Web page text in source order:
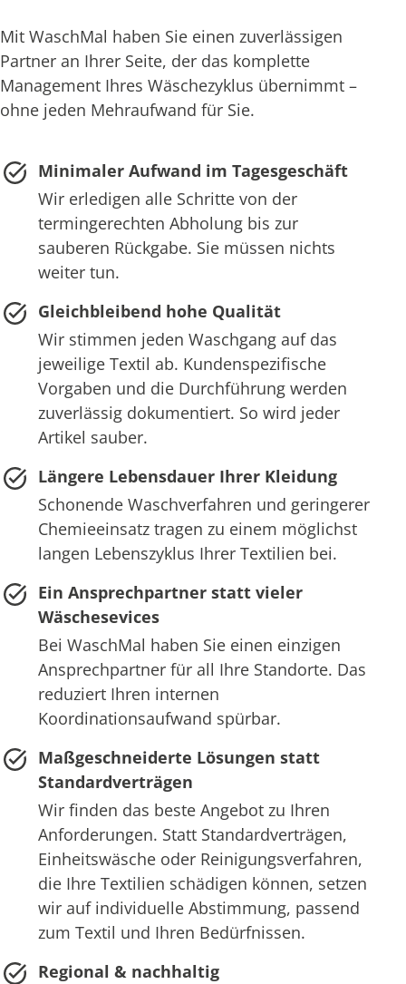
Mit WaschMal haben Sie einen zuverlässigen
Partner an Ihrer Seite, der das komplette
Management Ihres Wäschezyklus übernimmt –
ohne jeden Mehraufwand für Sie.
Minimaler Aufwand im Tagesgeschäft
Wir erledigen alle Schritte von der
termingerechten Abholung bis zur
sauberen Rückgabe. Sie müssen nichts
weiter tun.
Gleichbleibend hohe Qualität
Wir stimmen jeden Waschgang auf das
jeweilige Textil ab. Kundenspezifische
Vorgaben und die Durchführung werden
zuverlässig dokumentiert. So wird jeder
Artikel sauber.
Längere Lebensdauer Ihrer Kleidung
Schonende Waschverfahren und geringerer
Chemieeinsatz tragen zu einem möglichst
langen Lebenszyklus Ihrer Textilien bei.
Ein Ansprechpartner statt vieler
Wäschesevices
Bei WaschMal haben Sie einen einzigen
Ansprechpartner für all Ihre Standorte. Das
reduziert Ihren internen
Koordinationsaufwand spürbar.
Maßgeschneiderte Lösungen statt
Standardverträgen
Wir finden das beste Angebot zu Ihren
Anforderungen. Statt Standardverträgen,
Einheitswäsche oder Reinigungsverfahren,
die Ihre Textilien schädigen können, setzen
wir auf individuelle Abstimmung, passend
zum Textil und Ihren Bedürfnissen.
Regional & nachhaltig